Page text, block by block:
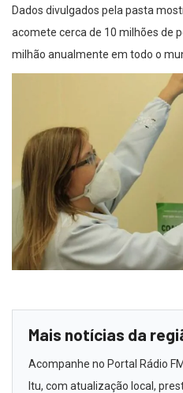
Dados divulgados pela pasta
acomete cerca de 10 milhões de
milhão anualmente em todo o
Mais notícias da
Acompanhe no Portal Rádio
Itu, com atualização local,